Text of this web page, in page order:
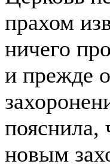
прахом
ничего
и прежде
пояснила,
новым